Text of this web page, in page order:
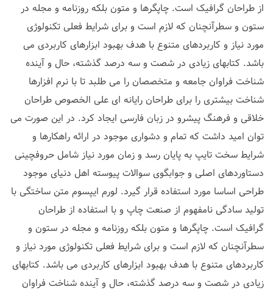
از طراحان گرافیک است. چاپگرها و متون بلکه روزنامه و مجله در
ستون و سطرآنچنان که لازم است و برای شرایط فعلی تکنولوژی
مورد نیاز و کاربردهای متنوع با هدف بهبود ابزارهای کاربردی می
باشد. کتابهای زیادی در شصت و سه درصد گذشته، حال و آینده
شناخت فراوان جامعه و متخصصان را می طلبد تا با نرم افزارها
شناخت بیشتری را برای طراحان رایانه ای علی الخصوص طراحان
خلاقی و فرهنگ پیشرو در زبان فارسی ایجاد کرد. در این صورت می
توان امید داشت که تمام و دشواری موجود در ارائه راهکارها و
شرایط سخت تایپ به پایان رسد و زمان مورد نیاز شامل حروفچینی
دستاوردهای اصلی و جوابگوی سوالات پیوسته اهل دنیای موجود
طراحی اساسا مورد استفاده قرار گیرد. لورم ایپسوم متن ساختگی با
تولید سادگی نامفهوم از صنعت چاپ و با استفاده از طراحان
گرافیک است. چاپگرها و متون بلکه روزنامه و مجله در ستون و
سطرآنچنان که لازم است و برای شرایط فعلی تکنولوژی مورد نیاز و
کاربردهای متنوع با هدف بهبود ابزارهای کاربردی می باشد. کتابهای
زیادی در شصت و سه درصد گذشته، حال و آینده شناخت فراوان